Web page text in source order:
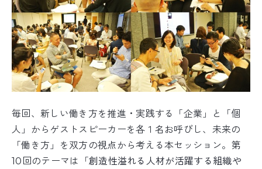
毎回、新しい働き方を推進・実践する「企業」と「個
人」からゲストスピーカーを各１名お呼びし、未来の
「働き方」を双方の視点から考える本セッション。第
10回のテーマは「創造性溢れる人材が活躍する組織や